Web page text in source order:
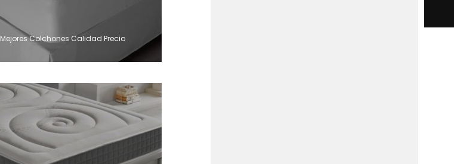
Mejores Colchones Calidad Precio